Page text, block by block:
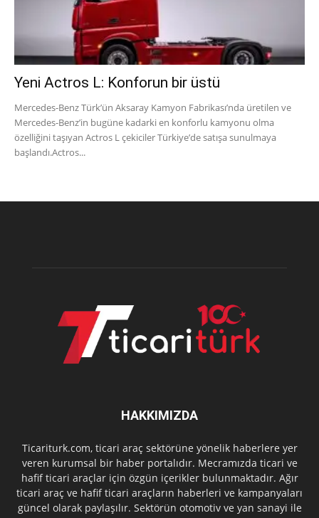
Yeni Actros L: Konforun bir üstü
Mercedes-Benz Türk’ün Aksaray Kamyon Fabrikası’nda üretilen ve
Mercedes-Benz’in bugüne kadarki en konforlu kamyonu olma
özelliğini taşıyan Actros L çekiciler Türkiye’de satışa sunulmaya
başlandı.Actros...
HAKKIMIZDA
Ticariturk.com, ticari araç sektörüne yönelik haberlere yer
veren kurumsal bir haber portalıdır. Mecramızda ticari ve
hafif ticari araçlar için özgün içerikler bulunmaktadır. Ağır
ticari araç ve hafif ticari araçların haberleri ve kampanyaları
güncel olarak paylaşılır. Sektörün otomotiv ve yan sanayi ile